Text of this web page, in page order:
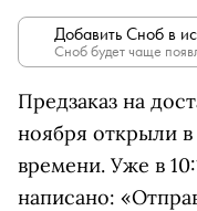
Добавить Сноб в
Сноб будет чаще
Предзаказ на
ноября открыли
времени. Уже в
написано: